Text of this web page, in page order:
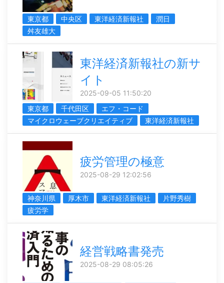
東京都 中央区 東洋経済新報社
潤日
舛友雄大
東洋経済新報社の新サ
イト
2025-09-05 11:50:20
東京都
千代田区
エフ・コード
マイクロウェーブクリエイティブ
東洋経済新報社
疲労管理の極意
2025-08-29 12:02:56
神奈川県 厚木市 東洋経済新報社
片野秀樹
疲労学
経営戦略書発売
2025-08-29 08:05:26